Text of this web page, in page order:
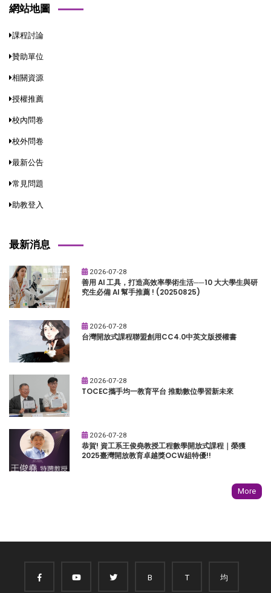
網站地圖
課程討論
贊助單位
相關資源
授權推薦
校內問卷
校外問卷
最新公告
常見問題
助教登入
最新消息
2026-07-28
善用 AI 工具，打造高效率學術生活──10 大大學生與研
究生必備 AI 幫手推薦 ! (20250825)
2026-07-28
台灣開放式課程聯盟創用CC4.0中英文版授權書
2026-07-28
TOCEC攜手均一教育平台 推動數位學習新未來
2026-07-28
恭賀! 資工系王俊堯教授工程數學開放式課程｜榮獲
2025臺灣開放教育卓越獎OCW組特優!!
More
B T 均